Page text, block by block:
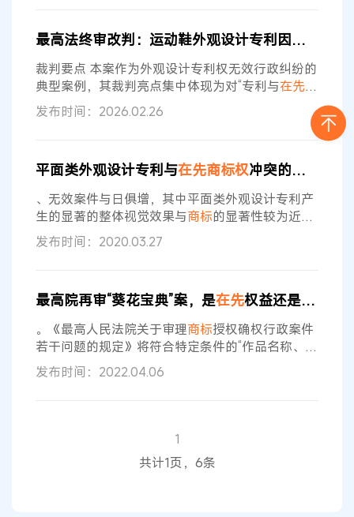
比，以确定其相同相似性。[8]在先商标和涉案专
利产品中与之对应图案的比较遵循的是 商标 的相
同、相似性认定标准，对于相同的标准
最高法终审改判：运动鞋外观设计专利因侵犯彪马
裁判要点 本案作为外观设计专利权无效行政纠纷的
典型案例，其裁判亮点集中体现为对“专利与在先商
标权冲突”判断规则的精细化适用与司法导向的明
确：一是确立权利冲突审查实质标准，明确判断外
侵权标
争设计与在先商标是否近似及是否易导致混淆，实
质是保护商标权 人的合法利益与消费者识别来源的
权利。二是精准认定“商标性使用”，结合
发布时间：2026.02.26
平面类外观设计专利与在先商标权冲突的评判分析
、无效案件与日俱增，其中平面类外观设计专利产
生的显著的整体视觉效果与商标的显著性较为近
似，其与 在先商标权 发生的冲突引起社会广泛关
注。 正是由于平面类外观设计产品专利权与
效阶段中如何解决矛盾，实践和理论上存在较大分
歧。本文从二者的定义、区别与联系切入，加以案
例佐证，提出现阶段解决冲突的建议。尤其是，新
修改的
发布时间：2020.03.27
最高院再审“葵花宝典”案，是在先权益还是通用名称？
。《最高人民法院关于审理商标授权确权行政案件
若干问题的规定》将符合特定条件的“作品名称、作
品中的角色名称等”纳入“
在著作权法等法律之外创设了新的权益。在
商标权
产权局申请注销诉争商标。根据《中华人民共和国
发布时间：2022.04.06
1
共计1页，6条